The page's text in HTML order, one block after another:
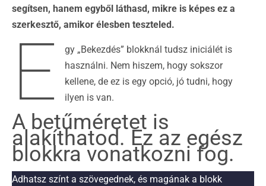
segítsen, hanem egyből láthasd, mikre is képes ez a
szerkesztő, amikor élesben teszteled.
E
gy „Bekezdés” blokknál tudsz iniciálét is
használni. Nem hiszem, hogy sokszor
kellene, de ez is egy opció, jó tudni, hogy
ilyen is van.
A betűméretet is
alakíthatod. Ez az egész
blokkra vonatkozni fog.
Adhatsz színt a szövegednek, és magának a blokk